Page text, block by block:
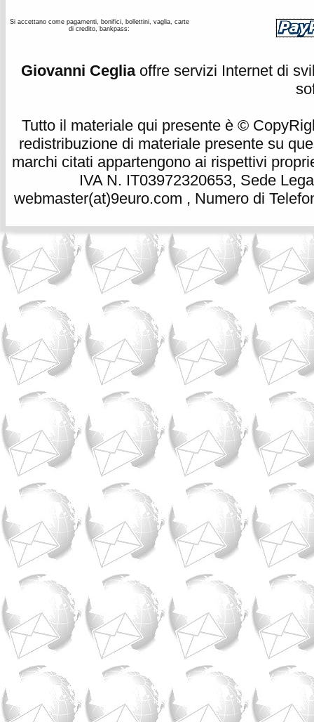
Si accettano come pagamenti, bonifici, bollettini, vaglia, carte
di credito, bankpass:
Giovanni Cegliaoffre servizi Internet di
Tutto il materiale qui presente è ©
redistribuzione di materiale presente su
marchi citati appartengono ai rispettivi
IVA N. IT03972320653, Sede
webmaster(at)9euro.com , Numero di